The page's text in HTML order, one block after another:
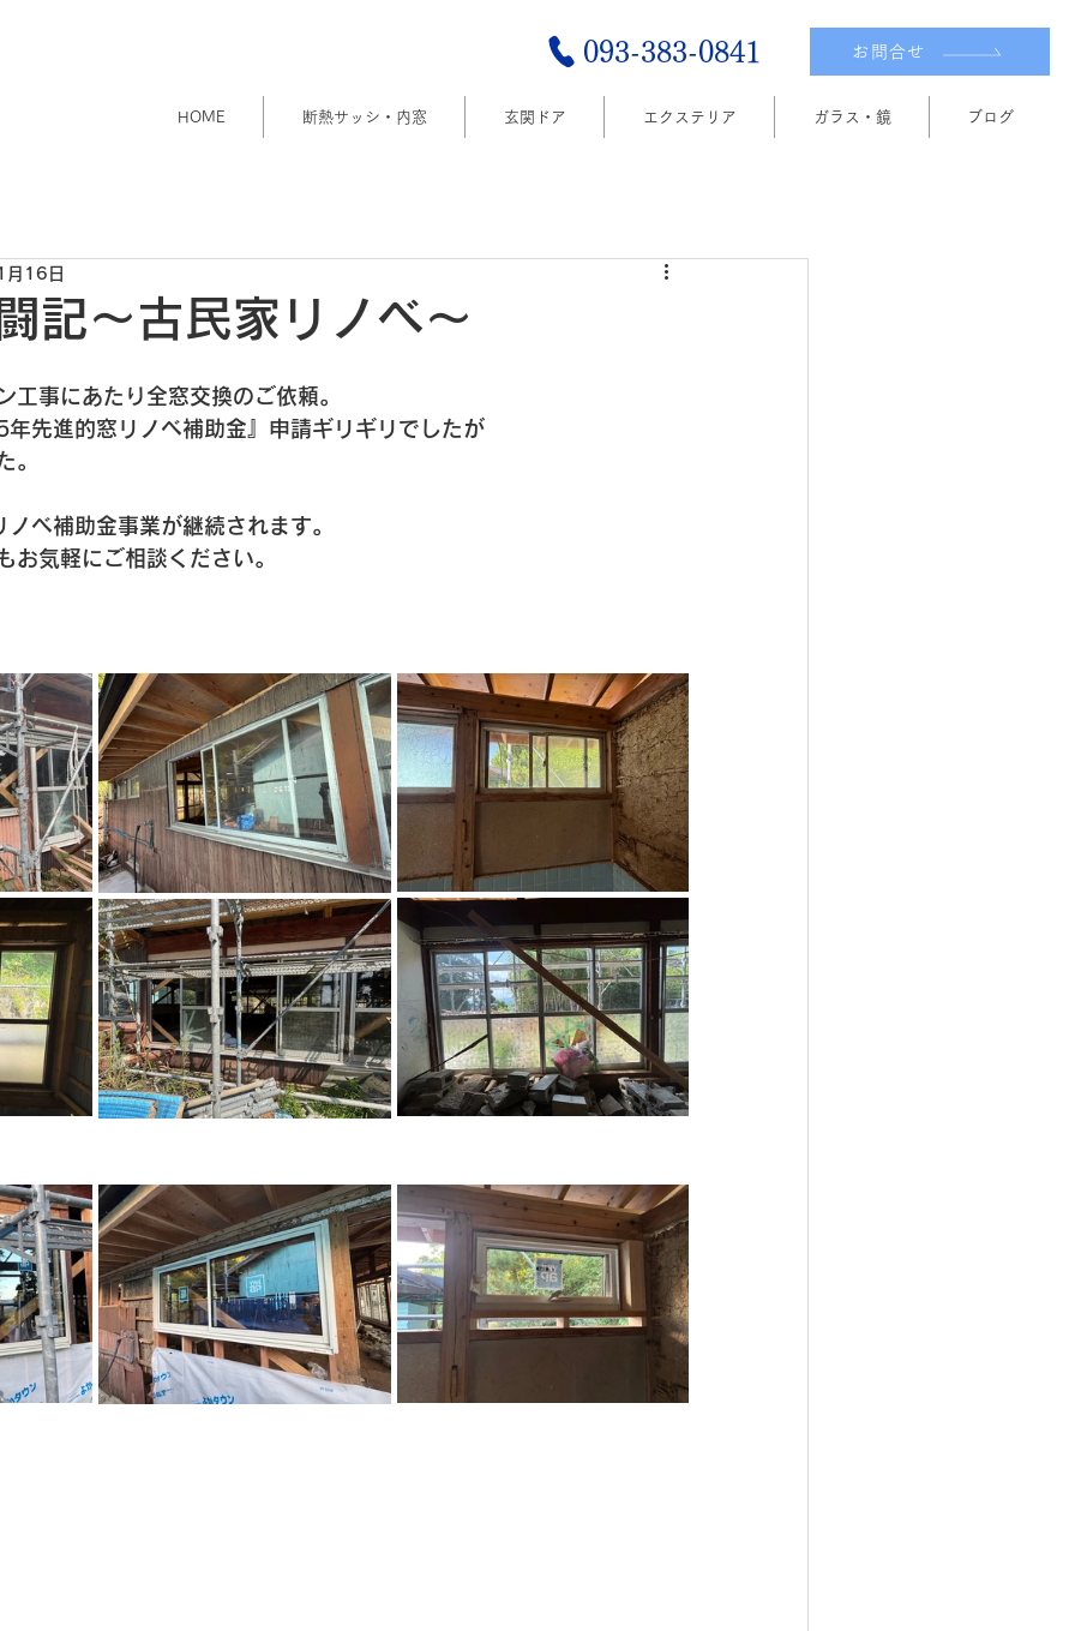
093-383-0841 お問合せ
HOME 断熱サッシ・内窓 玄関ドア ​エクステリア ガラス・鏡 ブログ
記～古民家リノベ～
月16日
工事にあたり全窓交換のご依頼。
先進的窓リノベ補助金』申請ギリギリでしたが
。
ベ補助金事業が継続されます。
お気軽にご相談ください。